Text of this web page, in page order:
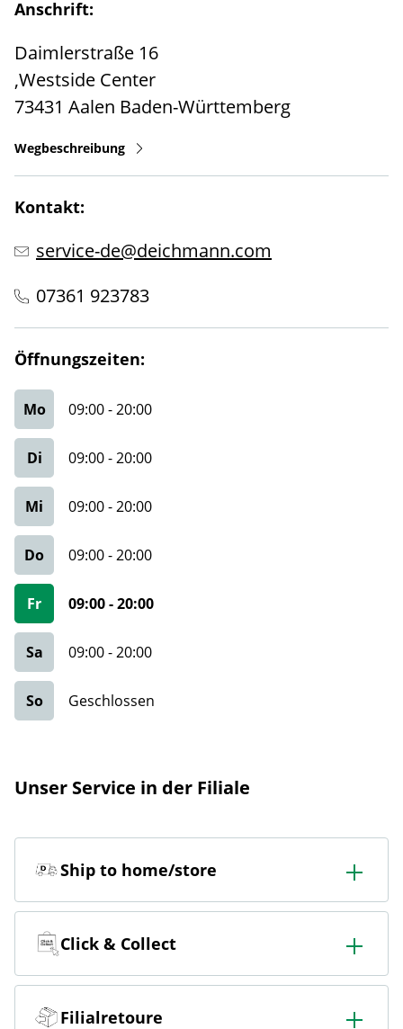
Anschrift:
Daimlerstraße 16
,Westside Center
73431 Aalen Baden-Württemberg
Wegbeschreibung
Kontakt:
service-de@deichmann.com
07361 923783
Öffnungszeiten:
Mo 09:00-20:00
Di 09:00-20:00
Mi 09:00-20:00
Do 09:00-20:00
Fr 09:00-20:00
Sa 09:00-20:00
So Geschlossen
Unser Service in der Filiale
Ship to home/store
In der Filiale bestellen & in die Filiale oder nach Hause
liefern lassen.
Click & Collect
Online bestellen & kostenlos hier in der Filiale abholen
Filialretoure